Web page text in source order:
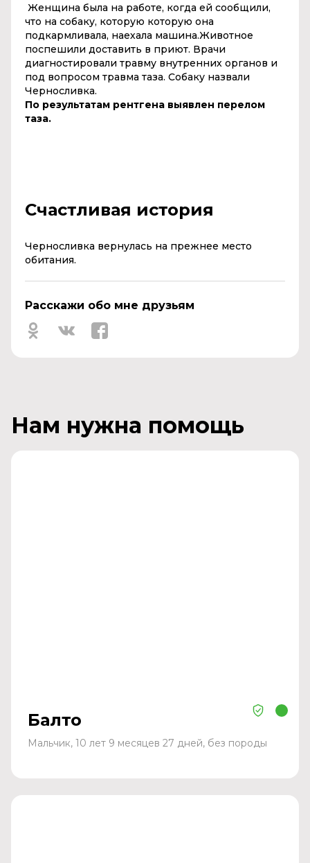
Женщина была на работе, когда ей сообщили,
что на собаку, которую которую она
подкармливала, наехала машина.Животное
поспешили доставить в приют. Врачи
диагностировали травму внутренних органов и
под вопросом травма таза. Собаку назвали
Черносливка.
По результатам рентгена выявлен перелом
таза.
Счастливая история
Черносливка вернулась на прежнее место
обитания.
Расскажи обо мне друзьям
Нам нужна помощь
Балто
Мальчик, 10 лет 9 месяцев 27 дней, без породы